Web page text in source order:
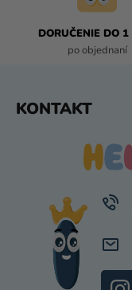
DORUČENIE DO
po objednaní
KONTAKT